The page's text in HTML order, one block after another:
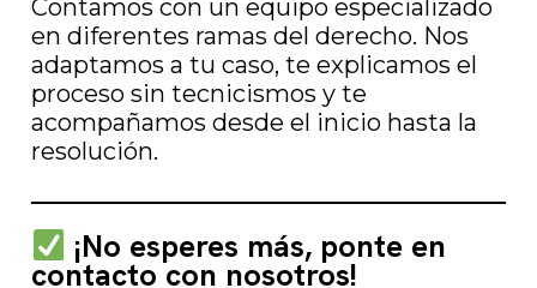
Contamos con un equipo especializado
en diferentes ramas del derecho. Nos
adaptamos a tu caso, te explicamos el
proceso sin tecnicismos y te
acompañamos desde el inicio hasta la
resolución.
¡No esperes más, ponte en
contacto con nosotros!